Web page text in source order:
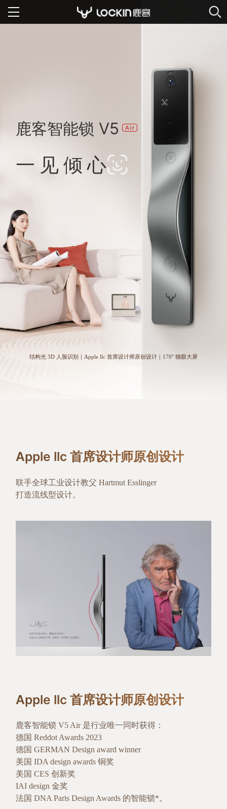
鹿客智能锁 V5
一见倾心
结构光 3D 人脸识别｜Apple llc 首席设计师原创设计｜170° 猫眼大屏
Apple llc 首席设计师原创设计
联手全球工业设计教父 Hartmut Esslinger
打造流线型设计。
Apple llc 首席设计师原创设计
鹿客智能锁 V5 Air 是行业唯一同时获得：
德国 Reddot Awards 2023
德国 GERMAN Design award winner
美国 IDA design awards 铜奖
美国 CES 创新奖
IAI design 金奖
法国 DNA Paris Design Awards 的智能锁*。